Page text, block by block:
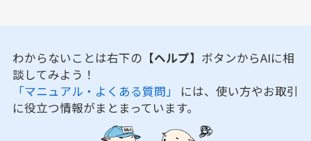
わからないことは右下の 【ヘルプ】 ボタンからAIに相
談してみよう！
「マニュアル・よくある質問」 には、使い方やお取引
に役立つ情報がまとまっています。